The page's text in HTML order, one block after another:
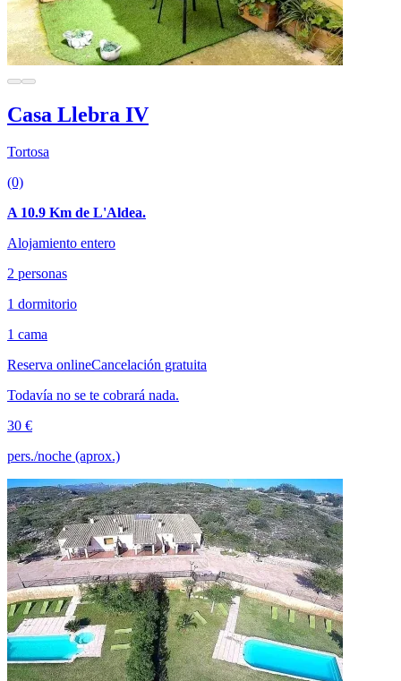
Casa Llebra IV
Tortosa
(0)
A 10.9 Km de L'Aldea.
Alojamiento entero
2 personas
1 dormitorio
1 cama
Reserva onlineCancelación gratuita
Todavía no se te cobrará nada.
30 €
pers./noche (aprox.)